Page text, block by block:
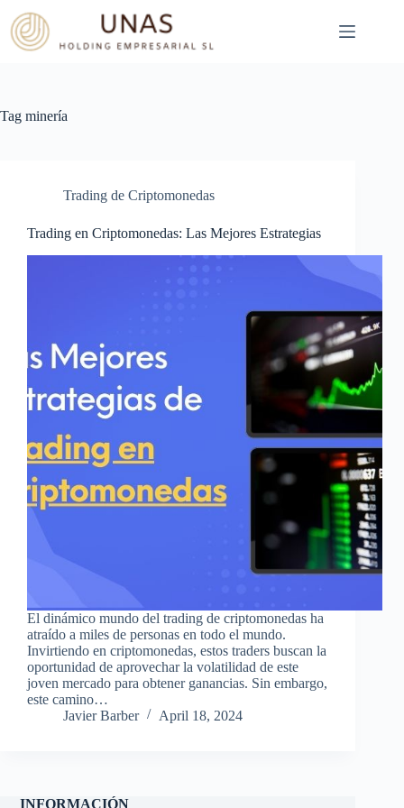
content
Tag minería
Trading de Criptomonedas
Trading en Criptomonedas: Las Mejores Estrategias
El dinámico mundo del trading de criptomonedas ha
atraído a miles de personas en todo el mundo.
Invirtiendo en criptomonedas, estos traders buscan la
oportunidad de aprovechar la volatilidad de este
joven mercado para obtener ganancias. Sin embargo,
este camino…
Javier Barber
April 18, 2024
INFORMACIÓN